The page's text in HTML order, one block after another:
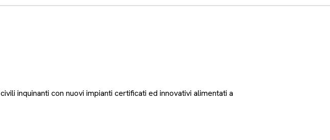
civili inquinanti con nuovi impianti certificati ed innovativi alimentati a